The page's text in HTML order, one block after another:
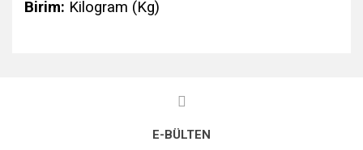
Birim: Kilogram (Kg)
Yorum Yaz
Görüş ve önerileriniz için teşekkür ederiz.
E-BÜLTEN